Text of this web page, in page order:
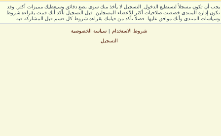
أن تكون مسجلاً لتستطيع الدخول. التسجيل لا يأخذ منك سوى بضع دقائق وسيعطيك مميزات أكثر. وقد
إدارة المنتدى خصصت صلاحيات أكثر للأعضاء المسجلين. قبل التسجيل تأكد أنك قمت بقراءة شروط
المنتدى وأنك موافق عليها. فضلاً تأكد من قيامك بقراءة شروط كل قسم قبل المشاركة فيه
شروط الاستخدام | سياسة الخصوصية
التسجيل